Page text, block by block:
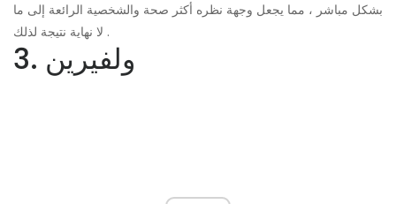
بشكل مباشر ، مما يجعل وجهة نظره أكثر صحة والشخصية الرائعة إلى ما
لا نهاية نتيجة لذلك .
3. ولفيرين